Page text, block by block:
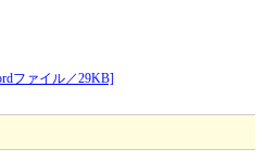
ファイル／29KB]